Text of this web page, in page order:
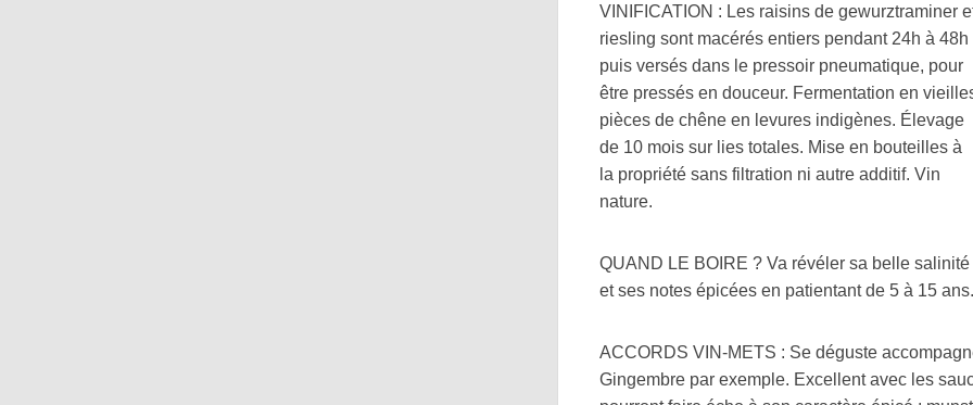
VINIFICATION : Les raisins de gewurztraminer
riesling sont macérés entiers pendant 24h à 48h
puis versés dans le pressoir pneumatique, pour
être pressés en douceur. Fermentation en
pièces de chêne en levures indigènes. Élevage
de 10 mois sur lies totales. Mise en bouteilles à
la propriété sans filtration ni autre additif. Vin
nature.
QUAND LE BOIRE ? Va révéler sa belle salinité
et ses notes épicées en patientant de 5 à 15 ans.
ACCORDS VIN-METS : Se déguste
Gingembre par exemple. Excellent avec les